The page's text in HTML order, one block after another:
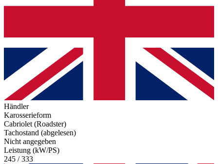
Händler
Karosserieform
Cabriolet (Roadster)
Tachostand (abgelesen)
Nicht angegeben
Leistung (kW/PS)
245 / 333